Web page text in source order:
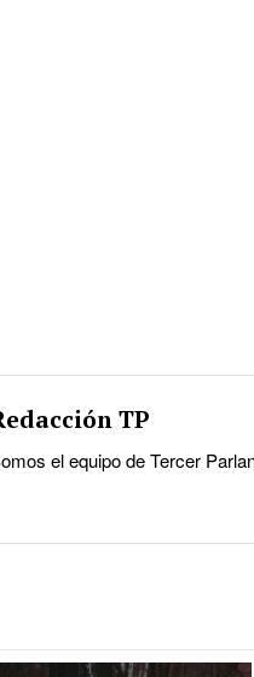
TP
el equipo de Tercer